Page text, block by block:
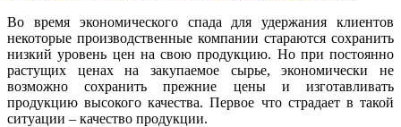
Во время экономического спада для удержания клиентов
некоторые производственные компании стараются сохранить
низкий уровень цен на свою продукцию. Но при постоянно
растущих ценах на закупаемое сырье, экономически не
возможно сохранить прежние цены и изготавливать
продукцию высокого качества. Первое что страдает в такой
ситуации – качество продукции.